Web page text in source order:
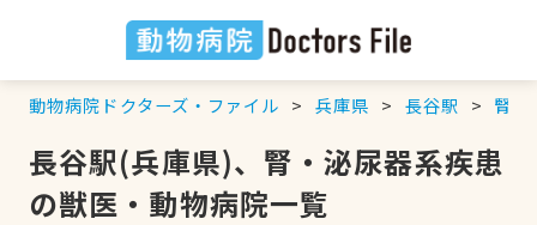
動物病院ドクターズ・ファイル 兵庫県 長谷駅 腎・
長谷駅(兵庫県)、腎・泌尿器系疾患
の獣医・動物病院一覧